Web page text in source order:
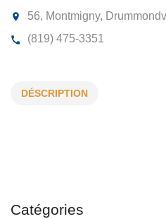
PLOMBERIE DM INC
DÉSCRIPTION
Catégories